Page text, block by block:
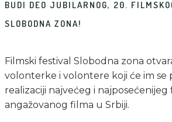
BUDI DEO JUBILARNOG, 20.
SLOBODNA ZONA!
Filmski festival Slobodna zona
volonterke i volontere koji će im se
realizaciji najvećeg i najposećenijeg
angažovanog filma u Srbiji.